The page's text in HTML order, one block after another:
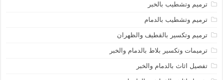
ترميم وتشطيب بالخبر
ترميم وتشطيب بالدمام
ترميم وتكسير بالقطيف والظهران
ترميمات وتكسير بلاط بالدمام والخبر
تفصيل اثاث بالدمام والخبر